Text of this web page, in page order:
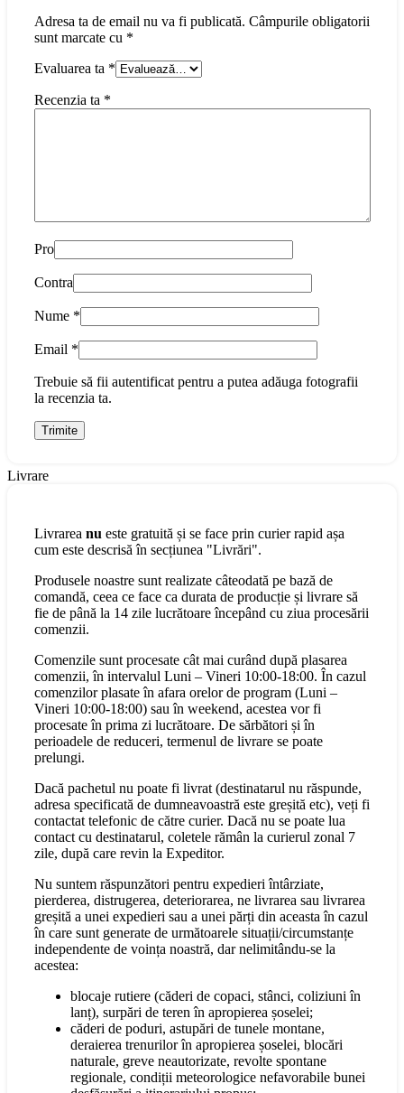
Adresa ta de email nu va fi publicată. Câmpurile obligatorii
sunt marcate cu *
Evaluarea ta *
Recenzia ta *
Pro
Contra
Nume *
Email *
Trebuie să fii autentificat pentru a putea adăuga fotografii
la recenzia ta.
Livrare
Livrarea nu este gratuită și se face prin curier rapid așa
cum este descrisă în secțiunea "Livrări".
Produsele noastre sunt realizate câteodată pe bază de
comandă, ceea ce face ca durata de producție și livrare să
fie de până la 14 zile lucrătoare începând cu ziua procesării
comenzii.
Comenzile sunt procesate cât mai curând după plasarea
comenzii, în intervalul Luni – Vineri 10:00-18:00. În cazul
comenzilor plasate în afara orelor de program (Luni –
Vineri 10:00-18:00) sau în weekend, acestea vor fi
procesate în prima zi lucrătoare. De sărbători și în
perioadele de reduceri, termenul de livrare se poate
prelungi.
Dacă pachetul nu poate fi livrat (destinatarul nu răspunde,
adresa specificată de dumneavoastră este greșită etc), veți fi
contactat telefonic de către curier. Dacă nu se poate lua
contact cu destinatarul, coletele rămân la curierul zonal 7
zile, după care revin la Expeditor.
Nu suntem răspunzători pentru expedieri întârziate,
pierderea, distrugerea, deteriorarea, ne livrarea sau livrarea
greșită a unei expedieri sau a unei părți din aceasta în cazul
în care sunt generate de următoarele situații/circumstanțe
independente de voința noastră, dar nelimitându-se la
acestea:
blocaje rutiere (căderi de copaci, stânci, coliziuni în
lanț), surpări de teren în apropierea șoselei;
căderi de poduri, astupări de tunele montane,
deraierea trenurilor în apropierea șoselei, blocări
naturale, greve neautorizate, revolte spontane
regionale, condiții meteorologice nefavorabile bunei